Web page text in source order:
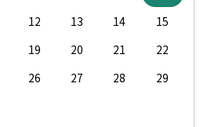
12 13 14
15
19 20 21
22
26 27 28
29